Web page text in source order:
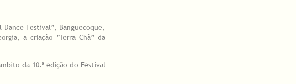
Festival”, Banguecoque,
a criação “Terra Chã” da
da 10.ª edição do Festival